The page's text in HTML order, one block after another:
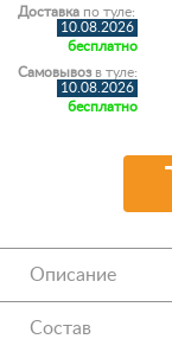
Доставка по туле:
10.08.2026
бесплатно
Самовывозв туле:
10.08.2026
бесплатно
Описание
Состав